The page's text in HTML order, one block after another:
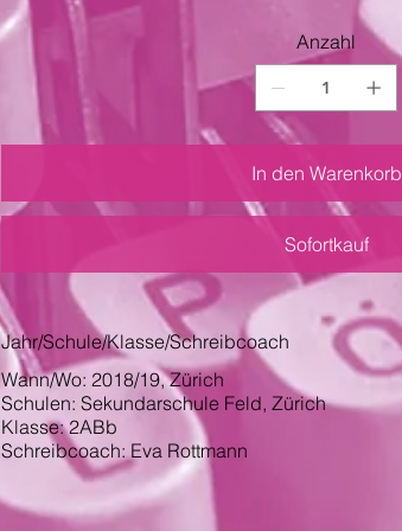
Anzahl
In den Warenkorb
Sofortkauf
Jahr/Schule/Klasse/Schreibcoach
Wann/Wo: 2018/19, Zürich
Schulen: Sekundarschule Feld, Zürich
Klasse: 2ABb
Schreibcoach: Eva Rottmann